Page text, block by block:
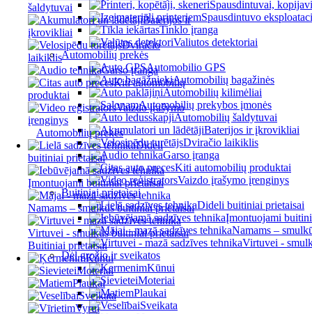
šaldytuvai
Baterijos ir
įkrovikliai
Dviračio
laikiklis
Garso įranga
Kiti automobilių
produktai
Vaizdo įrašymo
įrenginys
Automobilių prekės
Dideli
buitiniai prietaisai
Įmontuojami buitiniai prietaisai
Namams – smulkūs buitiniai prietaisai
Virtuvei - smulkūs buitiniai prietaisai
Buitiniai prietaisai
Kūnui
Moteriai
Plaukai
Sveikata
Vyrui
Spausdintuvai,
Spausdintuvo
Tinklo įranga
Valiutos detektoriai
Automobilių prekės
Automobilio GPS
Automobilių bagažinės
Automobilių kilimėliai
Automobilių prekybos įmonės
Automobilių šaldytuvai
Baterijos ir įkrovikliai
Dviračio laikiklis
Garso įranga
Kiti automobilių produktai
Vaizdo įrašymo įrenginys
Buitiniai prietaisai
Dideli buitiniai prietaisai
Įmontuojami
Namams –
Virtuvei -
Dėl grožio ir sveikatos
Kūnui
Moteriai
Plaukai
Sveikata